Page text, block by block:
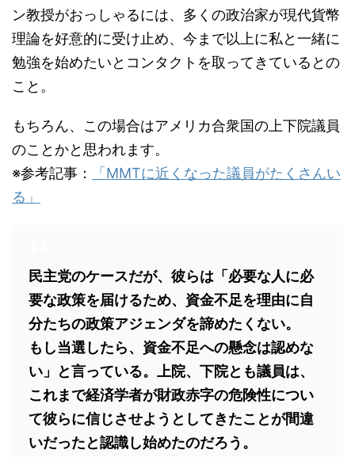
ン教授がおっしゃるには、多くの政治家が現代貨幣
理論を好意的に受け止め、今まで以上に私と一緒に
勉強を始めたいとコンタクトを取ってきているとの
こと。
もちろん、この場合はアメリカ合衆国の上下院議員
のことかと思われます。
※参考記事：
「MMTに近くなった議員がたくさんい
る」
民主党のケースだが、彼らは「必要な人に必
要な政策を届けるため、資金不足を理由に自
分たちの政策アジェンダを諦めたくない。
もし当選したら、資金不足への懸念は認めな
い」と言っている。上院、下院とも議員は、
これまで経済学者が財政赤字の危険性につい
て彼らに信じさせようとしてきたことが間違
いだったと認識し始めたのだろう。